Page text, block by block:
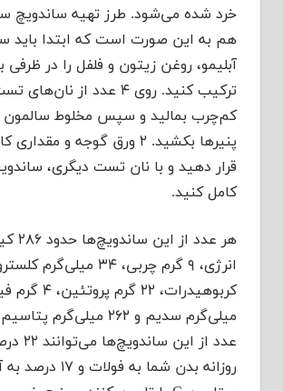
خرد شده می‌شود. طرز تهیه ساندویچ
هم به این صورت است که ابتدا باید
آبلیمو، روغن زیتون و فلفل را در ظرفی
ترکیب کنید. روی ۴ عدد از
کم‌چرب بمالید و سپس مخلوط سالمون
پنیرها بکشید. ۲ ورق گوجه و
قرار دهید و با نان تست دیگری،
کامل کنید.
هر عدد
میلی‌گرم سدیم و ۲۶۲
عدد از
روزانه بدن شما به فولات